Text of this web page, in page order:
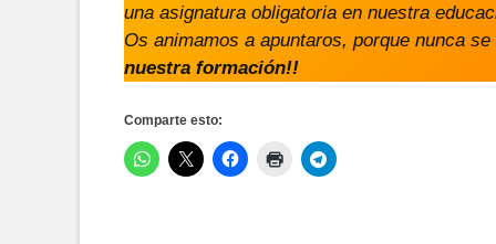
una asignatura obligatoria en nuestra
Os animamos a apuntaros, porque nunca
nuestra formación!!
Comparte esto: